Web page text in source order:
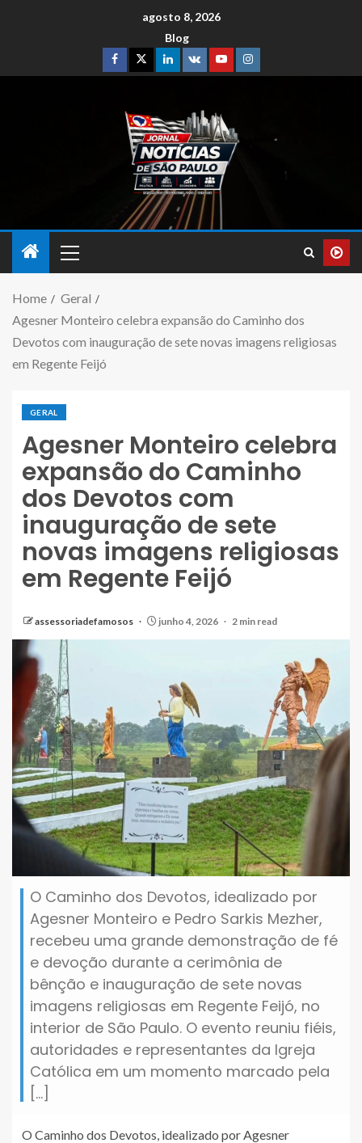
agosto 8, 2026
Blog
Home
Geral
Agesner Monteiro celebra expansão do Caminho dos
Devotos com inauguração de sete novas imagens religiosas
em Regente Feijó
GERAL
Agesner Monteiro celebra
expansão do Caminho
dos Devotos com
inauguração de sete
novas imagens religiosas
em Regente Feijó
assessoriadefamosos junho 4, 2026 2 min read
O Caminho dos Devotos, idealizado por
Agesner Monteiro e Pedro Sarkis Mezher,
recebeu uma grande demonstração de fé
e devoção durante a cerimônia de
bênção e inauguração de sete novas
imagens religiosas em Regente Feijó, no
interior de São Paulo. O evento reuniu fiéis,
autoridades e representantes da Igreja
Católica em um momento marcado pela
[…]
O Caminho dos Devotos, idealizado por Agesner